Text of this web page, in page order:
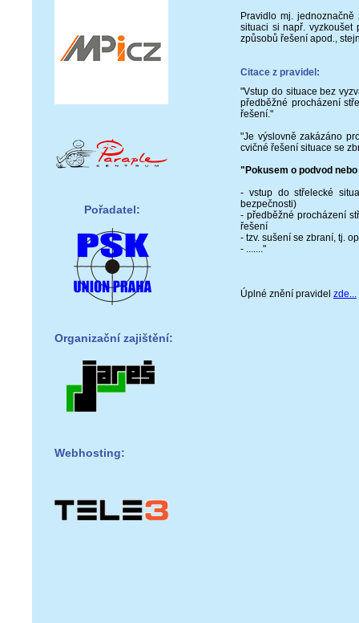
Pořadatel:
Organizační zajištění:
Webhosting:
Pravidlo mj.
situaci si např. vyzkoušet
způsobů řešení apod.,
Citace z pravidel:
"Vstup do situace bez
předběžné procházení
řešení."
"Je výslovně zakázáno
cvičné řešení situace se
"Pokusem o podvod
- vstup do střelecké
bezpečnosti)
- předběžné procházení
řešení
- tzv. sušení se zbraní, tj.
- ......."
Úplné znění pravidel zde...